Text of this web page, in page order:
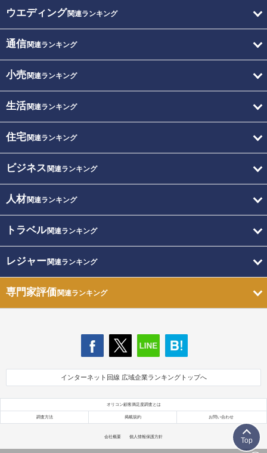
ウエディング関連ランキング
通信関連ランキング
小売関連ランキング
生活関連ランキング
住宅関連ランキング
ビジネス 関連ランキング
人材関連ランキング
トラベル関連ランキング
レジャー関連ランキング
専門家評価関連ランキング
インターネット回線 広域企業ランキングトップへ
オリコン顧客満足度調査とは
調査方法 掲載規約 お問い合わせ
会社概要 個人情報保護方針 Top